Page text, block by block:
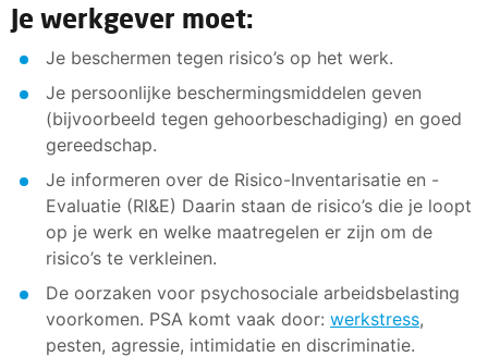
Je werkgever moet:
Je beschermen tegen risico’s op het werk.
Je persoonlijke beschermingsmiddelen geven
(bijvoorbeeld tegen gehoorbeschadiging) en goed
gereedschap.
Je informeren over de Risico-Inventarisatie en -
Evaluatie (RI&E) Daarin staan de risico’s die je loopt
op je werk en welke maatregelen er zijn om de
risico’s te verkleinen.
De oorzaken voor psychosociale arbeidsbelasting
voorkomen. PSA komt vaak door: werkstress,
pesten, agressie, intimidatie en discriminatie.